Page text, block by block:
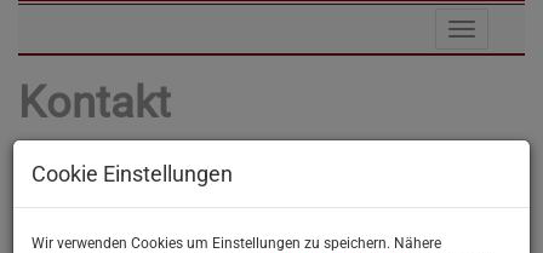
Kontakt
Wir freuen uns auf Ihre Anfrage
E-Mail
Cookie Einstellungen
Wir verwenden Cookies um Einstellungen zu speichern. Nähere